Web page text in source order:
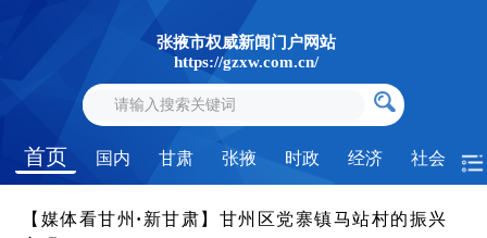
张掖市权威新闻门户网站
https://gzxw.com.cn/
首页 国内 甘肃 张掖 时政 经济 社会
【媒体看甘州·新甘肃】甘州区党寨镇马站村的振兴